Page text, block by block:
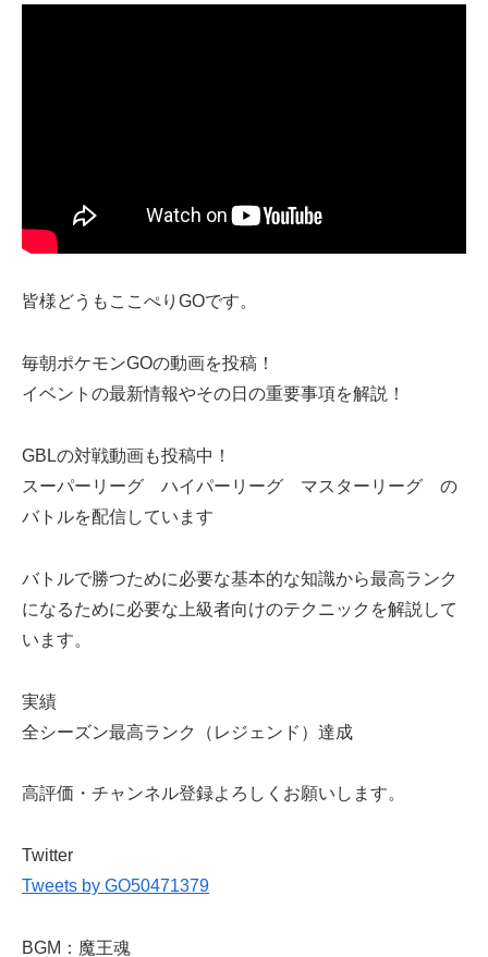
皆様どうもここぺりGOです。
毎朝ポケモンGOの動画を投稿！
イベントの最新情報やその日の重要事項を解説！
GBLの対戦動画も投稿中！
スーパーリーグ ハイパーリーグ マスターリーグ の
バトルを配信しています
バトルで勝つために必要な基本的な知識から最高ランク
になるために必要な上級者向けのテクニックを解説して
います。
実績
全シーズン最高ランク（レジェンド）達成
高評価・チャンネル登録よろしくお願いします。
Twitter
Tweets by GO50471379
BGM：魔王魂